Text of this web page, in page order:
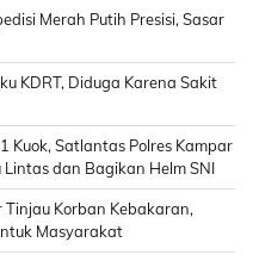
Merah Putih Presisi, Sasar
KDRT, Diduga Karena Sakit
Kuok, Satlantas Polres Kampar
dan Bagikan Helm SNI
Korban Kebakaran,
Masyarakat